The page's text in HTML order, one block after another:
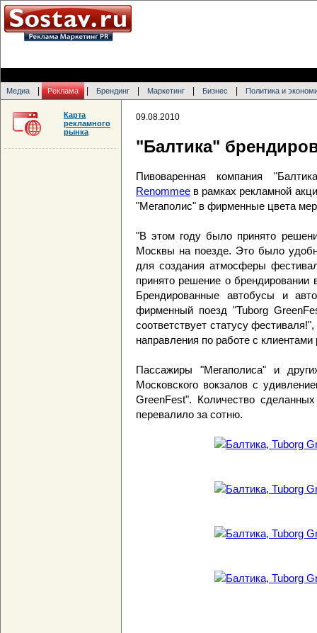
Медиа Реклама Брендинг Маркетинг Бизнес Политика и
09.08.2010
"Балтика"
Пивоваренная компания
Renommee в рамках рекламной
"Мегаполис" в фирменные цвета
"В этом году было принято
Москвы на поезде. Это было
для создания атмосферы
принято решение о брендировании
Брендированные автобусы и
фирменный поезд "Tuborg
соответствует статусу
направления по работе с
Пассажиры "Мегаполиса" и
Московского вокзалов с
GreenFest". Количество
перевалило за сотню.
Карта
рекламного
рынка